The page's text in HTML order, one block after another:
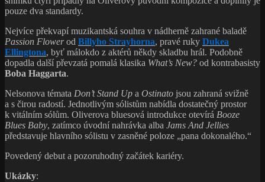
pouze dva standardy.
Nejvíce překvapí muzikantská souhra v nádherně zahrané baladě
Passion Flowerod Billyho Strayhorna, pravé ruky Dukea
Ellingtona, byť málokdo z aktérů někdy skladbu hrál. Podobně
dopadla další převzatá pomalá klasika What’s New? od kontrabasisty
Boba Haggarta.
Nelsonova témata Don’t Stand Up a Ostinato jsou zahraná svižně
a s čirou radostí. Jednotlivým sólistům nabídla dostatečný prostor
k vitálním sólům. Oliverova bluesová introdukce otevírá Booze
Blues Baby, zatímco úvodní nahrávka alba Jams And Jellies
představuje hlavního sólistu v zasněné poloze „pana dokonalého.“
Povedený debut a pozoruhodný začátek kariéry.
Ukázky: